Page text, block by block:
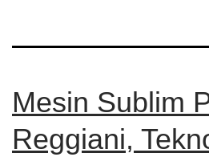
Mesin Sublim
Reggiani,